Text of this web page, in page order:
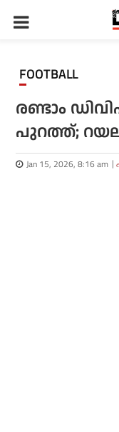
FOOTBALL
രണ്ടാം
പുറത്ത്;
Jan 15, 2026, 8:16 am